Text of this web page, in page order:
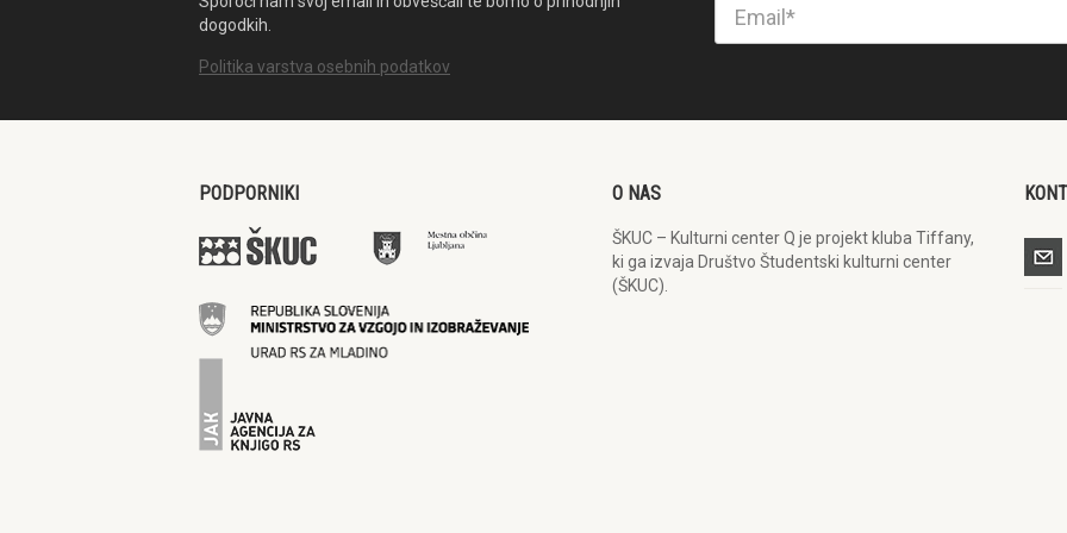
dogodkih.
Politika varstva osebnih podatkov
PODPORNIKI O NAS
ŠKUC – Kulturni center Q je projekt kluba Tiffany,
ki ga izvaja Društvo Študentski kulturni center
(ŠKUC).